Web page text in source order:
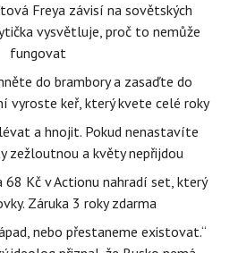
Freya závisí na sovětských
vysvětluje, proč to nemůže
fungovat
do brambory a zasaďte do
vyroste keř, který kvete celé roky
a hnojit. Pokud nenastavíte
zežloutnou a květy nepřijdou
68 Kč v Actionu nahradí set, který
Záruka 3 roky zdarma
nebo přestaneme existovat.“